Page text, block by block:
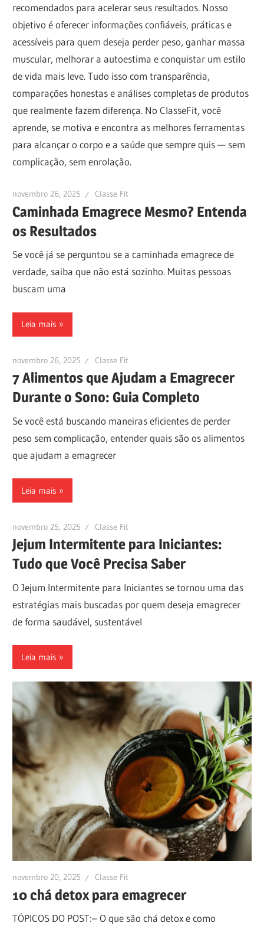
recomendados para acelerar seus resultados. Nosso
objetivo é oferecer informações confiáveis, práticas e
acessíveis para quem deseja perder peso, ganhar massa
muscular, melhorar a autoestima e conquistar um estilo
de vida mais leve. Tudo isso com transparência,
comparações honestas e análises completas de produtos
que realmente fazem diferença. No ClasseFit, você
aprende, se motiva e encontra as melhores ferramentas
para alcançar o corpo e a saúde que sempre quis — sem
complicação, sem enrolação.
novembro 26, 2025 Classe Fit
Caminhada Emagrece Mesmo? Entenda
os Resultados
Se você já se perguntou se a caminhada emagrece de
verdade, saiba que não está sozinho. Muitas pessoas
buscam uma
Leia mais
novembro 26, 2025 Classe Fit
7 Alimentos que Ajudam a Emagrecer
Durante o Sono: Guia Completo
Se você está buscando maneiras eficientes de perder
peso sem complicação, entender quais são os alimentos
que ajudam a emagrecer
Leia mais
novembro 25, 2025 Classe Fit
Jejum Intermitente para Iniciantes:
Tudo que Você Precisa Saber
O Jejum Intermitente para Iniciantes se tornou uma das
estratégias mais buscadas por quem deseja emagrecer
de forma saudável, sustentável
Leia mais
novembro 20, 2025 Classe Fit
10 chá detox para emagrecer
TÓPICOS DO POST:– O que são chá detox e como